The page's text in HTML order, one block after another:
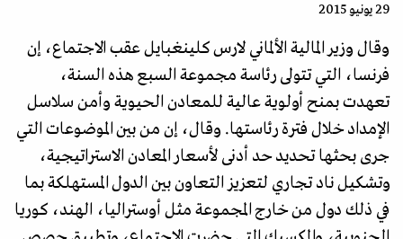
29 يونيو 2015
وقال وزير المالية الألماني لارس كلينغبايل عقب الاجتماع، إن
فرنسا، التي تتولى رئاسة مجموعة السبع هذه السنة،
تعهدت بمنح أولوية عالية للمعادن الحيوية وأمن سلاسل
الإمداد خلال فترة رئاستها. وقال، إن من بين الموضوعات التي
جرى بحثها تحديد حد أدنى لأسعار المعادن الاستراتيجية،
وتشكيل ناد تجاري لتعزيز التعاون بين الدول المستهلكة بما
في ذلك دول من خارج المجموعة مثل أوستراليا، الهند، كوريا